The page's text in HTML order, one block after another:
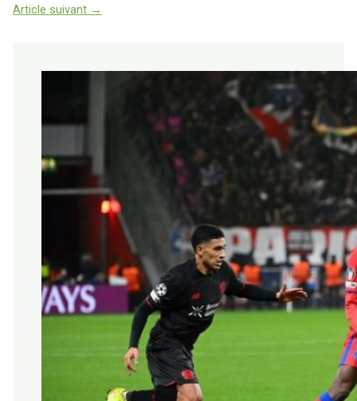
Article suivant →